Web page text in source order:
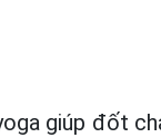
giúp đốt